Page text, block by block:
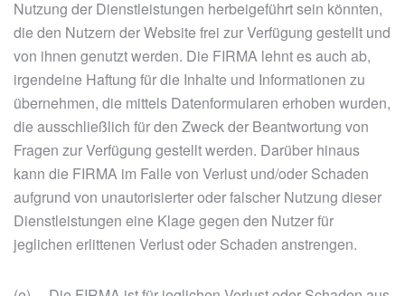
Nutzung der Dienstleistungen herbeigeführt sein könnten,
die den Nutzern der Website frei zur Verfügung gestellt und
von ihnen genutzt werden. Die FIRMA lehnt es auch ab,
irgendeine Haftung für die Inhalte und Informationen zu
übernehmen, die mittels Datenformularen erhoben wurden,
die ausschließlich für den Zweck der Beantwortung von
Fragen zur Verfügung gestellt werden. Darüber hinaus
kann die FIRMA im Falle von Verlust und/oder Schaden
aufgrund von unautorisierter oder falscher Nutzung dieser
Dienstleistungen eine Klage gegen den Nutzer für
jeglichen erlittenen Verlust oder Schaden anstrengen.